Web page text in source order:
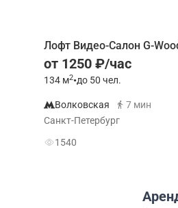
Лофт Видео-Салон G-
от 1250 ₽/час
134 м2•до 50 чел.
Волковская
7 мин
Санкт-Петербург
1540